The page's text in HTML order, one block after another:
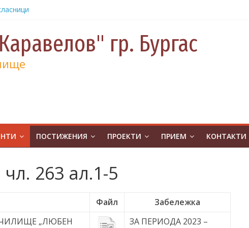
и 130
в ОУ
с
гр. Бургас
ПОСТИЖЕНИЯ ПРОЕКТИ ПРИЕМ КОНТАКТИ
263 ал.1-5
Файл
Забележка
„ЛЮБЕН
ЗА ПЕРИОДА 2023 –